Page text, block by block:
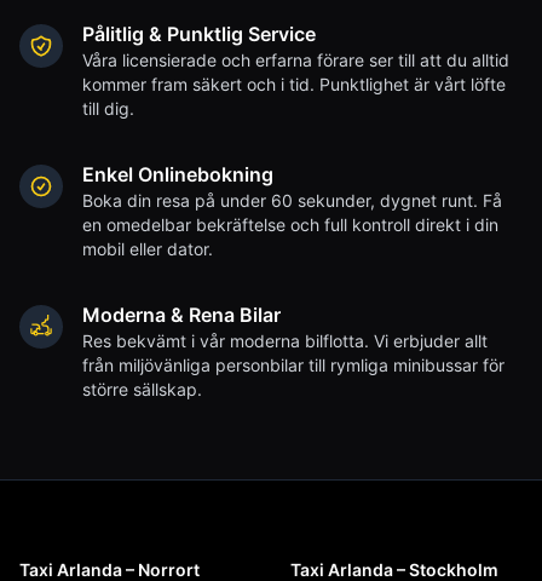
Pålitlig & Punktlig Service
Våra licensierade och erfarna förare ser till att du alltid
kommer fram säkert och i tid. Punktlighet är vårt löfte
till dig.
Enkel Onlinebokning
Boka din resa på under 60 sekunder, dygnet runt. Få
en omedelbar bekräftelse och full kontroll direkt i din
mobil eller dator.
Moderna & Rena Bilar
Res bekvämt i vår moderna bilflotta. Vi erbjuder allt
från miljövänliga personbilar till rymliga minibussar för
större sällskap.
Taxi Arlanda – Norrort Taxi Arlanda – Stockholm